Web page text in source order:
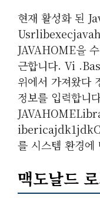
현재 활성화 된
JAVAHOME을
근합니다. Vi
위에서 가져왔다
정보를 입력합니
를 시스템 환경에
맥도날드